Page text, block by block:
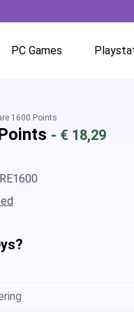
PC Games
GOG.com
EA App / Origin
Ubisoft / Uplay
1600 Points
- € 18,29